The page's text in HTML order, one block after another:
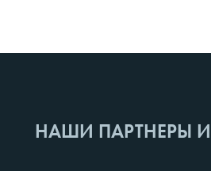
НАШИ ПАРТНЕРЫ